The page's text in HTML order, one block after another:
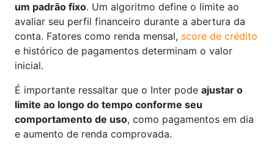
um padrão fixo. Um algoritmo define o limite ao
avaliar seu perfil financeiro durante a abertura da
conta. Fatores como renda mensal, score de crédito
e histórico de pagamentos determinam o valor
inicial.
É importante ressaltar que o Inter pode ajustar o
limite ao longo do tempo conforme seu
comportamento de uso, como pagamentos em dia
e aumento de renda comprovada.